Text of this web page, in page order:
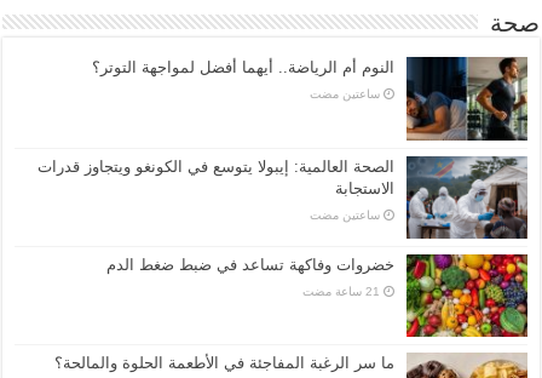
صحة
النوم أم الرياضة.. أيهما أفضل لمواجهة التوتر؟
‏ساعتين مضت
الصحة العالمية: إيبولا يتوسع في الكونغو ويتجاوز قدرات
الاستجابة
‏ساعتين مضت
خضروات وفاكهة تساعد في ضبط ضغط الدم
ما سر الرغبة المفاجئة في الأطعمة الحلوة والمالحة؟